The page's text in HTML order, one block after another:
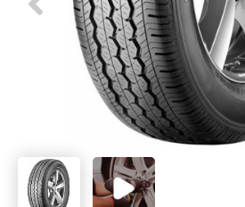
Previous